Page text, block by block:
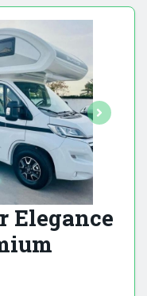
Elegance